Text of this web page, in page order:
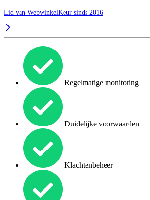
Lid van WebwinkelKeur sinds 2016
Regelmatige monitoring
Duidelijke voorwaarden
Klachtenbeheer